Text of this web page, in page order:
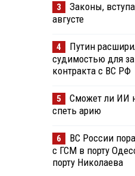
3
Законы,
августе
4
Путин
судимостью для
контракта с ВС РФ
5
Сможет ли ИИ
спеть арию
6
ВС России
с ГСМ в порту
порту Николаева